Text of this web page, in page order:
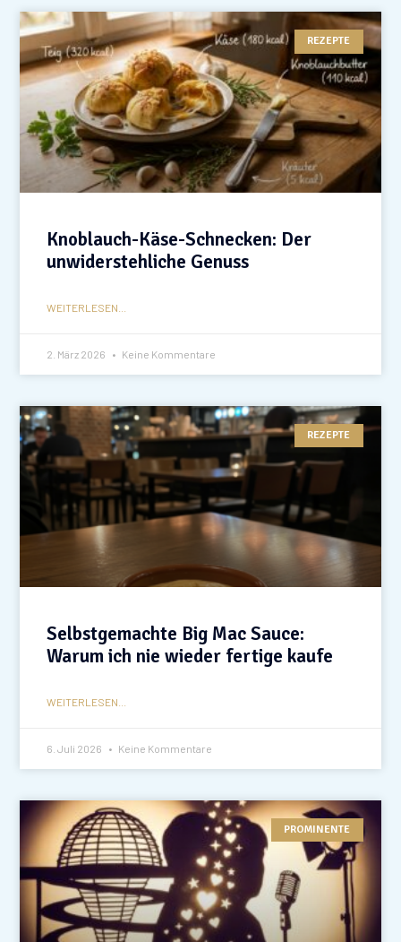
REZEPTE
Knoblauch-Käse-Schnecken: Der
unwiderstehliche Genuss
WEITERLESEN...
2. März 2026 Keine Kommentare
REZEPTE
Selbstgemachte Big Mac Sauce:
Warum ich nie wieder fertige kaufe
WEITERLESEN...
6. Juli 2026 Keine Kommentare
PROMINENTE